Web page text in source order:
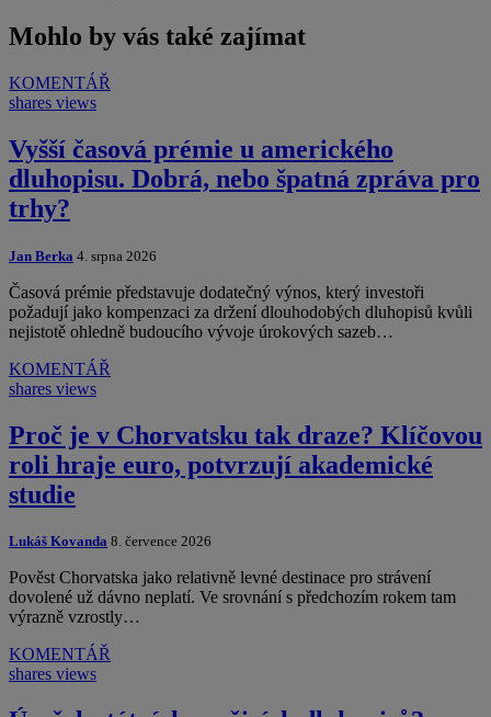
Mohlo by vás také zajímat
KOMENTÁŘ
shares views
Vyšší časová prémie u amerického
dluhopisu. Dobrá, nebo špatná zpráva pro
trhy?
Jan Berka 4. srpna 2026
Časová prémie představuje dodatečný výnos, který investoři
požadují jako kompenzaci za držení dlouhodobých dluhopisů kvůli
nejistotě ohledně budoucího vývoje úrokových sazeb…
KOMENTÁŘ
shares views
Proč je v Chorvatsku tak draze? Klíčovou
roli hraje euro, potvrzují akademické
studie
Lukáš Kovanda 8. července 2026
Pověst Chorvatska jako relativně levné destinace pro strávení
dovolené už dávno neplatí. Ve srovnání s předchozím rokem tam
výrazně vzrostly…
KOMENTÁŘ
shares views